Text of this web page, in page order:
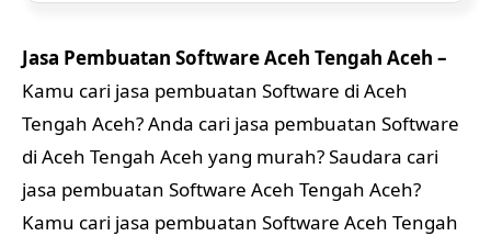
Jasa Pembuatan Software Aceh Tengah Aceh –
Kamu cari jasa pembuatan Software di Aceh
Tengah Aceh? Anda cari jasa pembuatan Software
di Aceh Tengah Aceh yang murah? Saudara cari
jasa pembuatan Software Aceh Tengah Aceh?
Kamu cari jasa pembuatan Software Aceh Tengah